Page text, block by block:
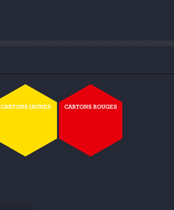
CARTONS JAUNES CARTONS ROUGES